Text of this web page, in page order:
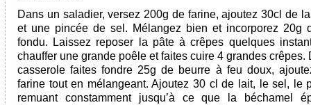
Dans un saladier, versez 200g de farine, ajoutez 30cl de
et une pincée de sel. Mélangez bien et incorporez 20g
fondu. Laissez reposer la pâte à crêpes quelques
chauffer une grande poêle et faites cuire 4 grandes crêpes.
casserole faites fondre 25g de beurre à feu doux,
farine tout en mélangeant. Ajoutez 30 cl de lait, le sel, le
remuant constamment jusqu’à ce que la béchamel